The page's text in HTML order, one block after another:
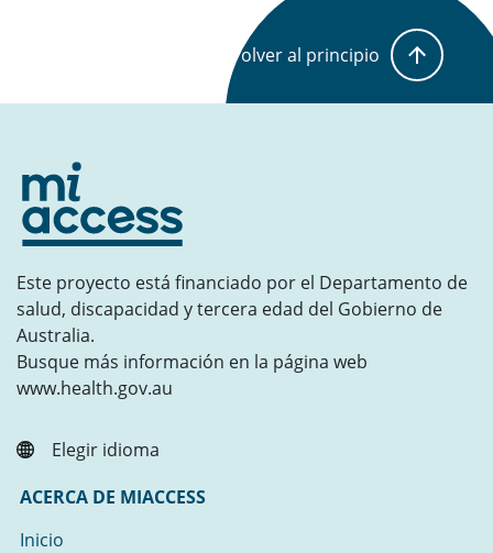
Volver al principio
Este proyecto está financiado por el Departamento de
salud, discapacidad y tercera edad del Gobierno de
Australia.
Busque más información en la página web
www.health.gov.au
Elegir idioma
ACERCA DE MIACCESS
Inicio